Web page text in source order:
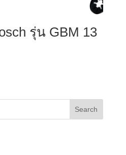
รุ่น GBM 13